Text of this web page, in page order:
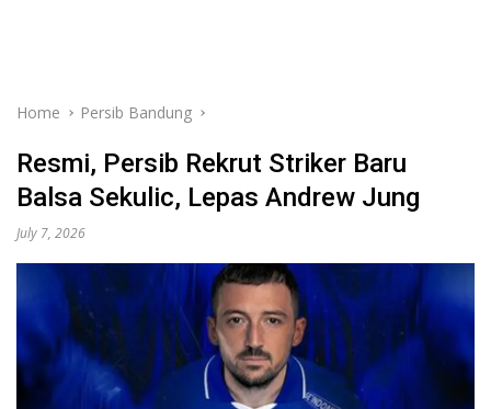
Home Persib Bandung
Resmi, Persib Rekrut Striker Baru
Balsa Sekulic, Lepas Andrew Jung
July 7, 2026